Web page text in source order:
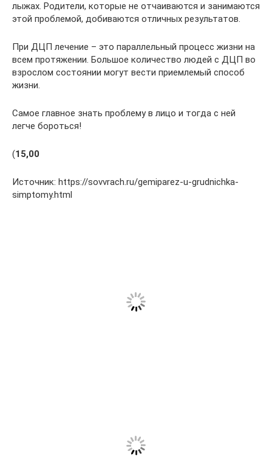
лыжах. Родители, которые не отчаиваются и занимаются
этой проблемой, добиваются отличных результатов.
При ДЦП лечение – это параллельный процесс жизни на
всем протяжении. Большое количество людей с ДЦП во
взрослом состоянии могут вести приемлемый способ
жизни.
Самое главное знать проблему в лицо и тогда с ней
легче бороться!
(1 5,00
Источник: https://sovvrach.ru/gemiparez-u-grudnichka-
simptomy.html